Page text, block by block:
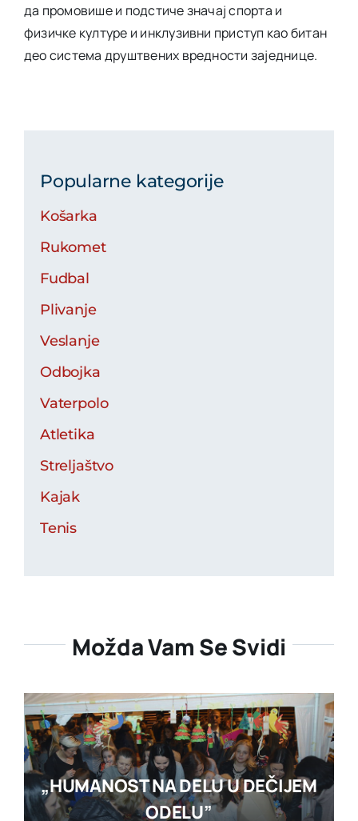
да промовише и подстиче значај спорта и
физичке културе и инклузивни приступ као битан
део система друштвених вредности заједнице.
Popularne kategorije
Košarka
Rukomet
Fudbal
Plivanje
Veslanje
Odbojka
Vaterpolo
Atletika
Streljaštvo
Kajak
Tenis
Možda Vam Se Svidi
„HUMANOST NA DELU U DEČIJEM
ODELU”